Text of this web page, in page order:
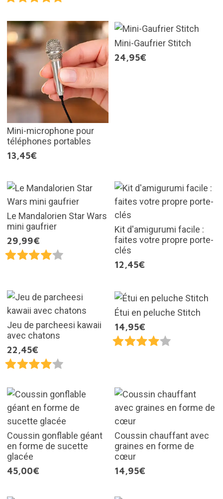
Mini-microphone pour
téléphones portables
13,45€
Mini-Gaufrier Stitch
24,95€
Le Mandalorien Star Wars
mini gaufrier
29,99€
Kit d'amigurumi facile :
faites votre propre porte-
clés
12,45€
Jeu de parcheesi kawaii
avec chatons
22,45€
Étui en peluche Stitch
14,95€
Coussin gonflable géant
en forme de sucette
glacée
45,00€
Coussin chauffant avec
graines en forme de
cœur
14,95€